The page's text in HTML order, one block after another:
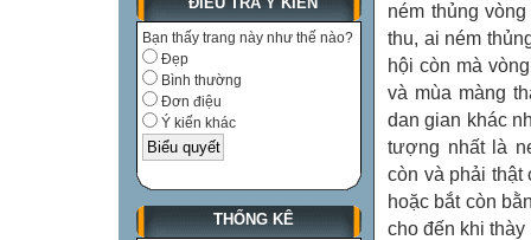
Bạn thấy trang này như thế nào?
Đẹp
Bình thường
Đơn điệu
Ý kiến khác
THỐNG KÊ
ném thủng
thu, ai ném
hội còn mà
và mùa màng
dan gian khác
tượng nhất là
còn và phải thật
hoặc bắt còn
cho đến khi